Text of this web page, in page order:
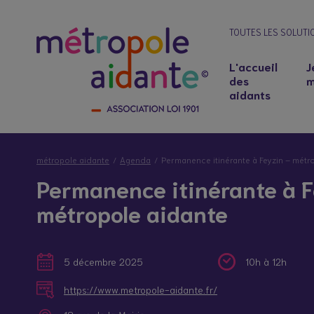
TOUTES LES
L'accueil
des
aidants
métropole aidante Agenda Permanence itinérante à Feyzin –
Permanence itinérante à
métropole aidante
5 décembre 2025 10h à 12h
https://www.metropole-aidante.fr/